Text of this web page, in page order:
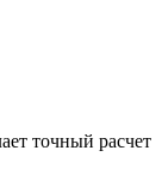
точный расчет